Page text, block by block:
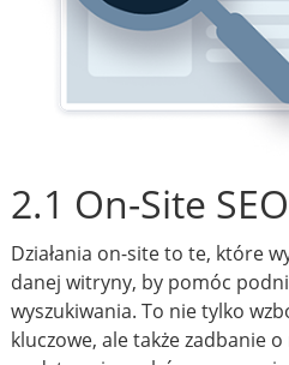
2.1 On-Site SEO
Działania on-site to te, które
danej witryny, by pomóc
wyszukiwania. To nie tylko
kluczowe, ale także zadbanie